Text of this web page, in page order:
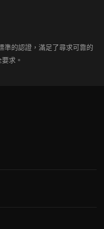
準的認證，滿足了尋求可靠的
求。